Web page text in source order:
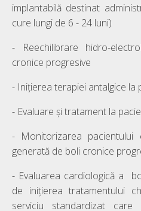
implantabilă destinat
cure lungi de 6 - 24 luni)
- Reechilibrare hidro-
cronice progresive
- Iniţierea terapiei antalgice la
- Evaluare şi tratament la
- Monitorizarea
generată de boli cronice
- Evaluarea cardiologică a
de inițierea tratamentului
serviciu standardizat care